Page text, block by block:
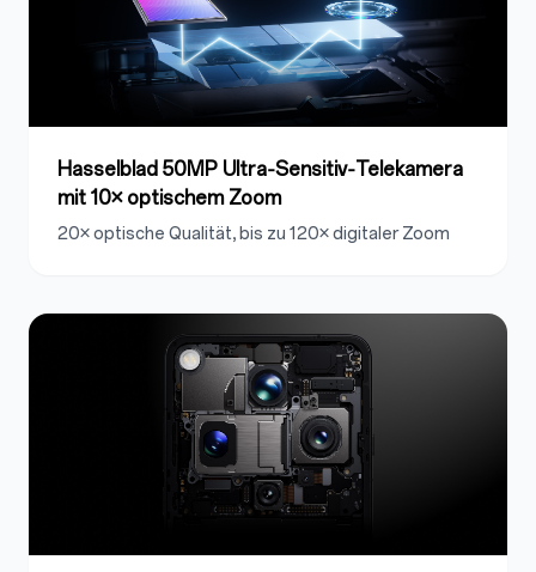
Hasselblad 50MP Ultra‑Sensitiv‑Telekamera
mit 10× optischem Zoom
20× optische Qualität, bis zu 120× digitaler Zoom